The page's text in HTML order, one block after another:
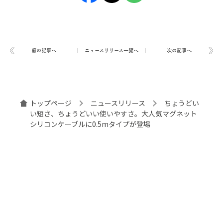
前の記事へ ニュースリリース一覧へ 次の記事へ
トップページ ニュースリリース
ちょうどい
い短さ、ちょうどいい使いやすさ。大人気マグネット
シリコンケーブルに0.5mタイプが登場